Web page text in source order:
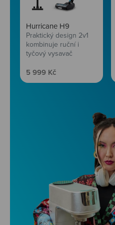
Hurricane H9
Praktický design 2v1
kombinuje ruční i
tyčový vysavač
Prodejní cena
5 999 Kč